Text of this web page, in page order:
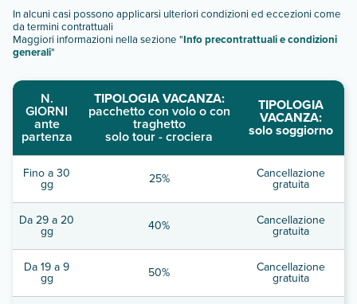
In alcuni casi possono applicarsi ulteriori condizioni ed eccezioni come
da termini contrattuali
Maggiori informazioni nella sezione "Info precontrattuali e condizioni
generali"
N.
GIORNI
ante
partenza
TIPOLOGIA VACANZA:
pacchetto con volo o con
traghetto
solo tour - crociera
TIPOLOGIA
VACANZA:
solo soggiorno
Fino a 30
gg 25% Cancellazione
gratuita
Da 29 a 20
gg 40% Cancellazione
gratuita
Da 19 a 9
gg 50% Cancellazione
gratuita